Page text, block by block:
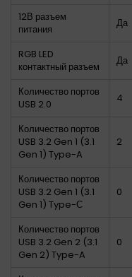
12В разъем
питания
Да
RGB LED
контактный разъем
Да
Количество портов
USB 2.0
4
Количество портов
USB 3.2 Gen 1 (3.1
Gen 1) Type-A
2
Количество портов
USB 3.2 Gen 1 (3.1
Gen 1) Type-С
0
Количество портов
USB 3.2 Gen 2 (3.1
Gen 2) Type-A
0